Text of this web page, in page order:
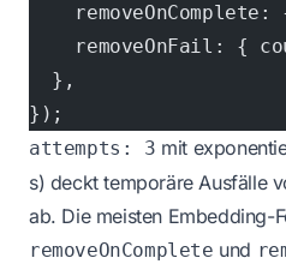
removeOnComplete:
removeOnFail: {
  },
});
attempts: 3 mit
s) deckt temporäre Ausfälle
ab. Die meisten Embedding-
removeOnComplete und